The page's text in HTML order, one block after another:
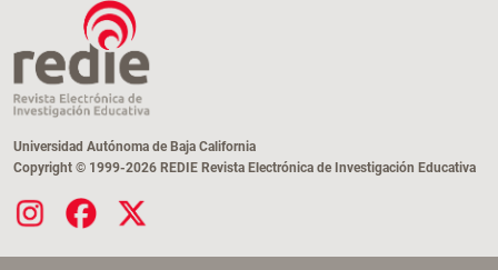
Universidad Autónoma de Baja California
Copyright © 1999-2026 REDIE Revista Electrónica de Investigación Educativa